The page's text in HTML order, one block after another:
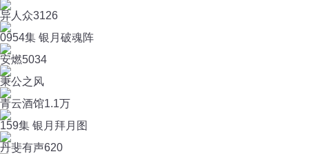
异人众3126
0954集 银月破魂阵
安燃5034
秉公之风
青云酒馆1.1万
159集 银月拜月图
丹斐有声620